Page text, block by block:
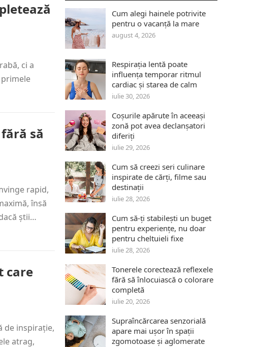
ci a
să
rapid,
însă
știi…
care
de inspirație,
atrag,
Cum alegi hainele potrivite
pentru o vacanță la mare
august 4, 2026
Respirația lentă poate
influența temporar ritmul
cardiac și starea de calm
iulie 30, 2026
Coșurile apărute în aceeași
zonă pot avea declanșatori
diferiți
iulie 29, 2026
Cum să creezi seri culinare
inspirate de cărți, filme sau
destinații
iulie 28, 2026
Cum să-ți stabilești un buget
pentru experiențe, nu doar
pentru cheltuieli fixe
iulie 28, 2026
Tonerele corectează reflexele
fără să înlocuiască o colorare
completă
iulie 20, 2026
Supraîncărcarea senzorială
apare mai ușor în spații
zgomotoase și aglomerate